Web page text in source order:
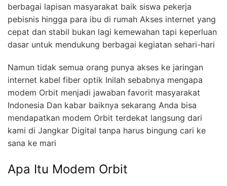
berbagai lapisan masyarakat baik siswa pekerja
pebisnis hingga para ibu di rumah Akses internet yang
cepat dan stabil bukan lagi kemewahan tapi keperluan
dasar untuk mendukung berbagai kegiatan sehari-hari
Namun tidak semua orang punya akses ke jaringan
internet kabel fiber optik Inilah sebabnya mengapa
modem Orbit menjadi jawaban favorit masyarakat
Indonesia Dan kabar baiknya sekarang Anda bisa
mendapatkan modem Orbit terdekat langsung dari
kami di Jangkar Digital tanpa harus bingung cari ke
sana ke mari
Apa Itu Modem Orbit